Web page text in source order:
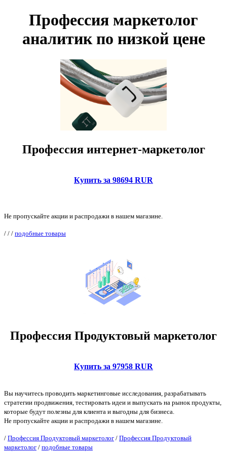
Профессия маркетолог
аналитик по низкой цене
Профессия интернет-маркетолог
Купить за 98694 RUR
Не пропускайте акции и распродажи в нашем магазине.
/ / / подобные товары
Профессия Продуктовый маркетолог
Купить за 97958 RUR
Вы научитесь проводить маркетинговые исследования, разрабатывать
стратегии продвижения, тестировать идеи и выпускать на рынок продукты,
которые будут полезны для клиента и выгодны для бизнеса.
Не пропускайте акции и распродажи в нашем магазине.
/ Профессия Продуктовый маркетолог / Профессия Продуктовый
маркетолог / подобные товары